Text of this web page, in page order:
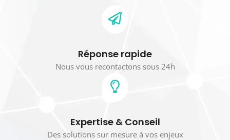
Réponse rapide
Nous vous recontactons sous 24h
Expertise & Conseil
Des solutions sur mesure à vos enjeux